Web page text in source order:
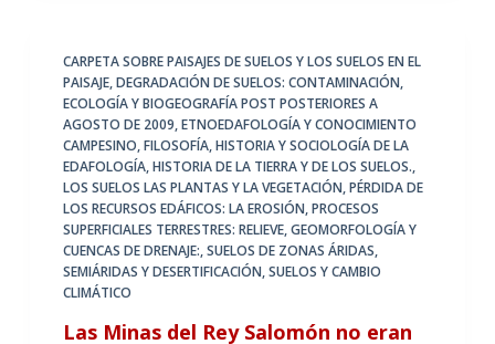
CARPETA SOBRE PAISAJES DE SUELOS Y LOS SUELOS EN EL
PAISAJE,DEGRADACIÓN DE SUELOS: CONTAMINACIÓN,
ECOLOGÍA Y BIOGEOGRAFÍA POST POSTERIORES A
AGOSTO DE 2009,ETNOEDAFOLOGÍA Y CONOCIMIENTO
CAMPESINO,FILOSOFÍA, HISTORIA Y SOCIOLOGÍA DE LA
EDAFOLOGÍA,HISTORIA DE LA TIERRA Y DE LOS SUELOS.,
LOS SUELOS LAS PLANTAS Y LA VEGETACIÓN,PÉRDIDA DE
LOS RECURSOS EDÁFICOS: LA EROSIÓN,PROCESOS
SUPERFICIALES TERRESTRES: RELIEVE, GEOMORFOLOGÍA Y
CUENCAS DE DRENAJE:,SUELOS DE ZONAS ÁRIDAS,
SEMIÁRIDAS Y DESERTIFICACIÓN,SUELOS Y CAMBIO
CLIMÁTICO
Las Minas del Rey Salomón no eran